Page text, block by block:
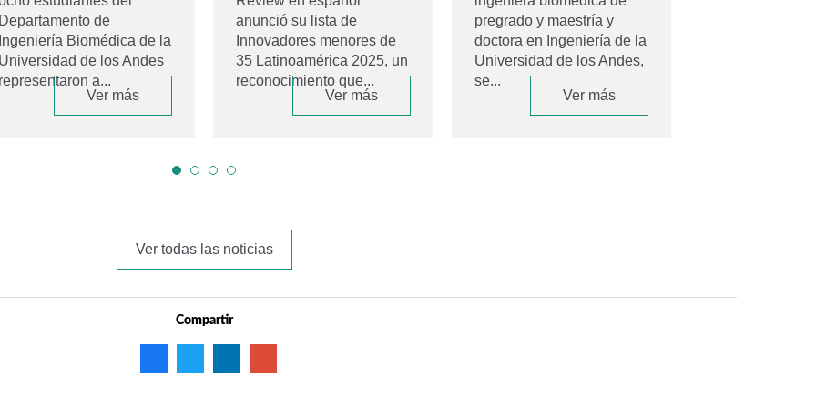
Departamento de
Ingeniería Biomédica de la
Universidad de los Andes
representaron a...
Ver más
anunció su lista de
Innovadores menores de
35 Latinoamérica 2025, un
reconocimiento que...
Ver más
pregrado y maestría y
doctora en Ingeniería de la
Universidad de los Andes,
se...
Ver más
Ver todas las noticias
Compartir